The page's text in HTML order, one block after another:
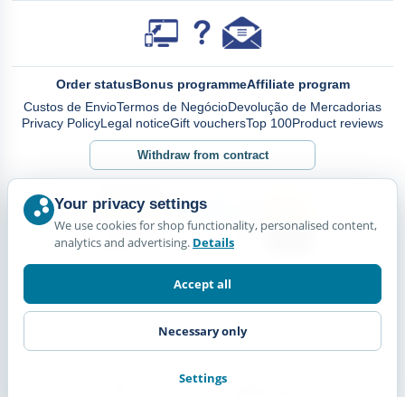
Order statusBonus programmeAffiliate program
Custos de EnvioTermos de NegócioDevolução de Mercadorias
Privacy PolicyLegal noticeGift vouchersTop 100Product reviews
Withdraw from contract
© Happy Diskus - e.Kfr. 2026. All rights reserved.
Your privacy settings
We use cookies for shop functionality, personalised content,
analytics and advertising. Details
Accept all
Necessary only
Settings